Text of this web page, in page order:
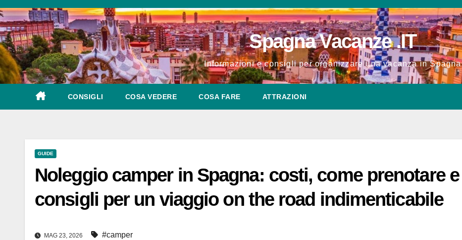
Salta
al
contenuto
Spagna Vacanze .IT
Informazioni e consigli per organizzare una vacanza in Spagna
CONSIGLI COSA VEDERE COSA FARE ATTRAZIONI
GUIDE
Noleggio camper in Spagna: costi, come prenotare e
consigli per un viaggio on the road indimenticabile
MAG 23, 2026 #camper